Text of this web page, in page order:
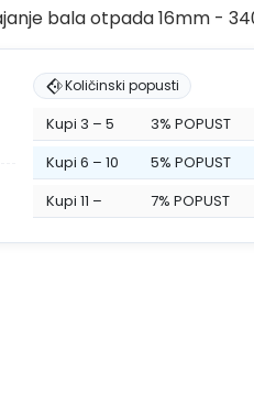
Količinski popusti
Kupi 3 – 5 3% POPUST
Kupi 6 – 10
5% POPUST
Kupi 11 –
7% POPUST